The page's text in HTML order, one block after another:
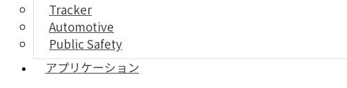
Tracker
Automotive
Public Safety
アプリケーション